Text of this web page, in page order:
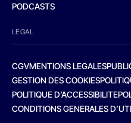
PODCASTS
LEGAL
CGVMENTIONS LEGALES
GESTION DES COOKIES
POLITIQUE D’ACCESSIBILITE
CONDITIONS GENERALES